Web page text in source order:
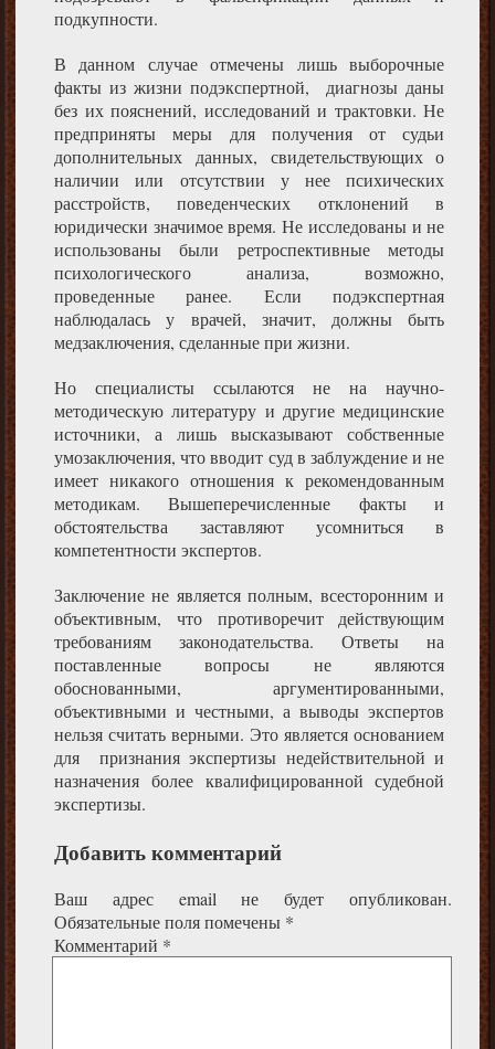
подкупности.
В данном случае отмечены лишь выборочные
факты из жизни подэкспертной, диагнозы даны
без их пояснений, исследований и трактовки. Не
предприняты меры для получения от судьи
дополнительных данных, свидетельствующих о
наличии или отсутствии у нее психических
расстройств, поведенческих отклонений в
юридически значимое время. Не исследованы и не
использованы были ретроспективные методы
психологического анализа, возможно,
проведенные ранее. Если подэкспертная
наблюдалась у врачей, значит, должны быть
медзаключения, сделанные при жизни.
Но специалисты ссылаются не на научно-
методическую литературу и другие медицинские
источники, а лишь высказывают собственные
умозаключения, что вводит суд в заблуждение и не
имеет никакого отношения к рекомендованным
методикам. Вышеперечисленные факты и
обстоятельства заставляют усомниться в
компетентности экспертов.
Заключение не является полным, всесторонним и
объективным, что противоречит действующим
требованиям законодательства. Ответы на
поставленные вопросы не являются
обоснованными, аргументированными,
объективными и честными, а выводы экспертов
нельзя считать верными. Это является основанием
для признания экспертизы недействительной и
назначения более квалифицированной судебной
экспертизы.
Добавить комментарий
Ваш адрес email не будет опубликован.
Обязательные поля помечены *
Комментарий *